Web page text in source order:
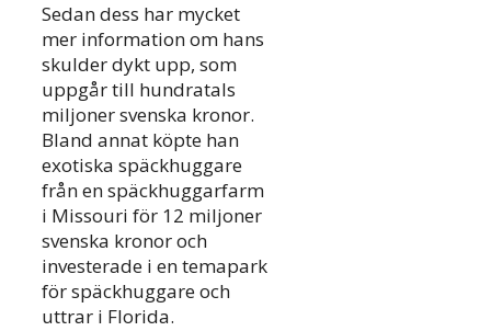
Sedan dess har mycket
mer information om hans
skulder dykt upp, som
uppgår till hundratals
miljoner svenska kronor.
Bland annat köpte han
exotiska späckhuggare
från en späckhuggarfarm
i Missouri för 12 miljoner
svenska kronor och
investerade i en temapark
för späckhuggare och
uttrar i Florida.